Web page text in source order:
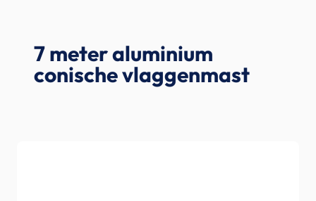
7 meter aluminium
conische vlaggenmast